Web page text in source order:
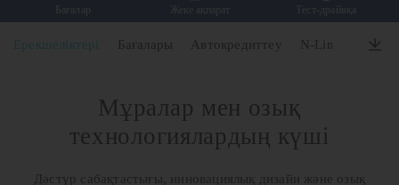
SONATA
Бағалар Жеке ақпарат Тест-драйвқа
Ерекшеліктері Бағалары Автокредиттеу N-Line
Мұралар мен озық
технологиялардың күші
Дәстүр сабақтастығы, инновациялық дизайн және озық